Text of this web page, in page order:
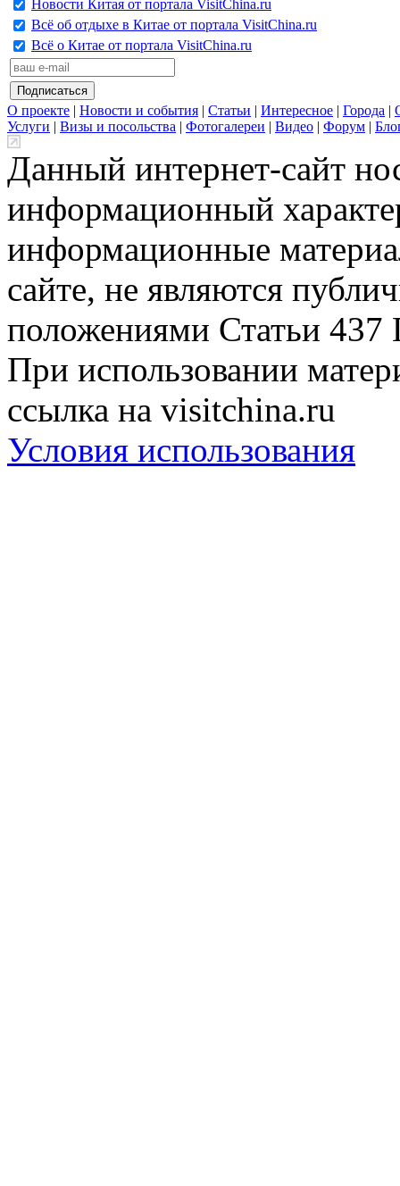
Новости Китая от портала VisitChina.ru
Всё об отдыхе в Китае от портала VisitChina.ru
Всё о Китае от портала VisitChina.ru
О проекте | Новости и события | Статьи | Интересное | Города |
Услуги | Визы и посольства | Фотогалереи | Видео | Форум |
Данный интернет-сайт
информационный
информационные
сайте, не являются
положениями Статьи 437
При использовании
ссылка на visitchina.ru
Условия использования